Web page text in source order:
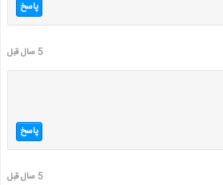
پاسخ
5 سال قبل
پاسخ
5 سال قبل